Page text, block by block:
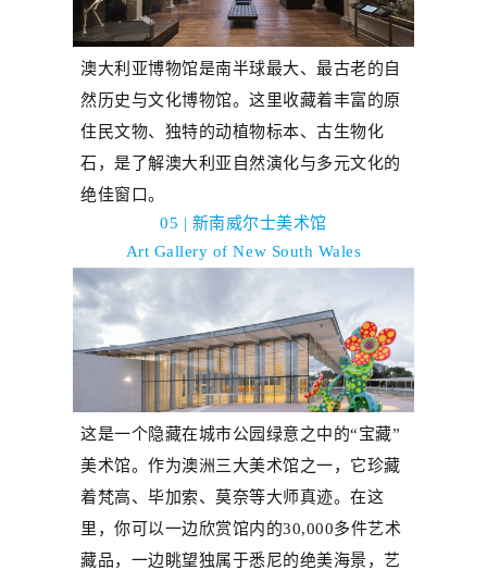
澳大利亚博物馆是南半球最大、最古老的自
然历史与文化博物馆。这里收藏着丰富的原
住民文物、独特的动植物标本、古生物化
石，是了解澳大利亚自然演化与多元文化的
绝佳窗口。
05 | 新南威尔士美术馆
Art Gallery of New South Wales
这是一个隐藏在城市公园绿意之中的“宝藏”
美术馆。作为澳洲三大美术馆之一，它珍藏
着梵高、毕加索、莫奈等大师真迹。在这
里，你可以一边欣赏馆内的30,000多件艺术
藏品，一边眺望独属于悉尼的绝美海景，艺